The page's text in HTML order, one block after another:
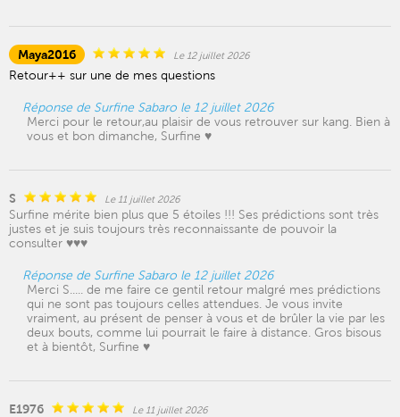
Maya2016 Le 12 juillet 2026
Retour++ sur une de mes questions
Réponse de Surfine Sabaro le 12 juillet 2026
Merci pour le retour,au plaisir de vous retrouver sur kang. Bien à
vous et bon dimanche, Surfine ♥️
S Le 11 juillet 2026
Surfine mérite bien plus que 5 étoiles !!! Ses prédictions sont très
justes et je suis toujours très reconnaissante de pouvoir la
consulter ♥️♥️♥️
Réponse de Surfine Sabaro le 12 juillet 2026
Merci S..... de me faire ce gentil retour malgré mes prédictions
qui ne sont pas toujours celles attendues. Je vous invite
vraiment, au présent de penser à vous et de brûler la vie par les
deux bouts, comme lui pourrait le faire à distance. Gros bisous
et à bientôt, Surfine ♥️
E1976 Le 11 juillet 2026